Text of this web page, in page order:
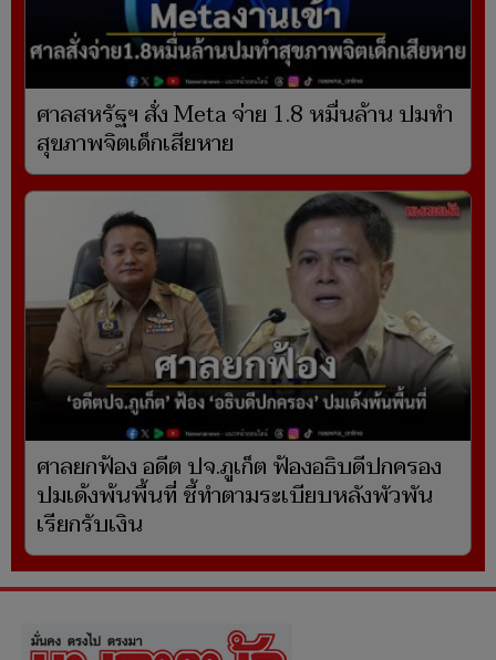
ศาลสหรัฐฯ สั่ง Meta จ่าย 1.8 หมื่นล้าน ปมทำ
สุขภาพจิตเด็กเสียหาย
ศาลยกฟ้อง อดีต ปจ.ภูเก็ต ฟ้องอธิบดีปกครอง
ปมเด้งพ้นพื้นที่ ชี้ทำตามระเบียบหลังพัวพัน
เรียกรับเงิน